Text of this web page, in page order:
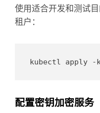
使用适合开发和测试
租户：
配置密钥加密服务